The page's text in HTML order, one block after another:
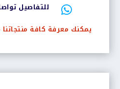

للتفاصيل
يمكنك معرفة كافة